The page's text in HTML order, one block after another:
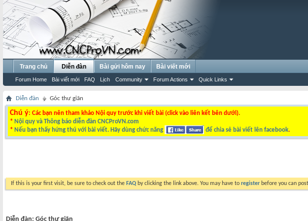
Trang chủ Diễn đàn
Forum Home Bài viết mới FAQ Lịch Community Forum Actions Quick Links
Bài gửi hôm nay Bài viết mới
Diễn đàn Góc thư giãn
Chú ý: Các bạn nên tham khảo Nội quy trước khi viết bài (click vào liên kết bên dưới).
* Nội quy và Thông báo diễn đàn CNCProVN.com
* Nếu bạn thấy hứng thú với bài viết. Hãy dùng chức năng để chia sẻ bài viết lên facebook.
If this is your first visit, be sure to check out the FAQ by clicking the link above. You may have to register before you can
Diễn đàn: Góc thư giãn